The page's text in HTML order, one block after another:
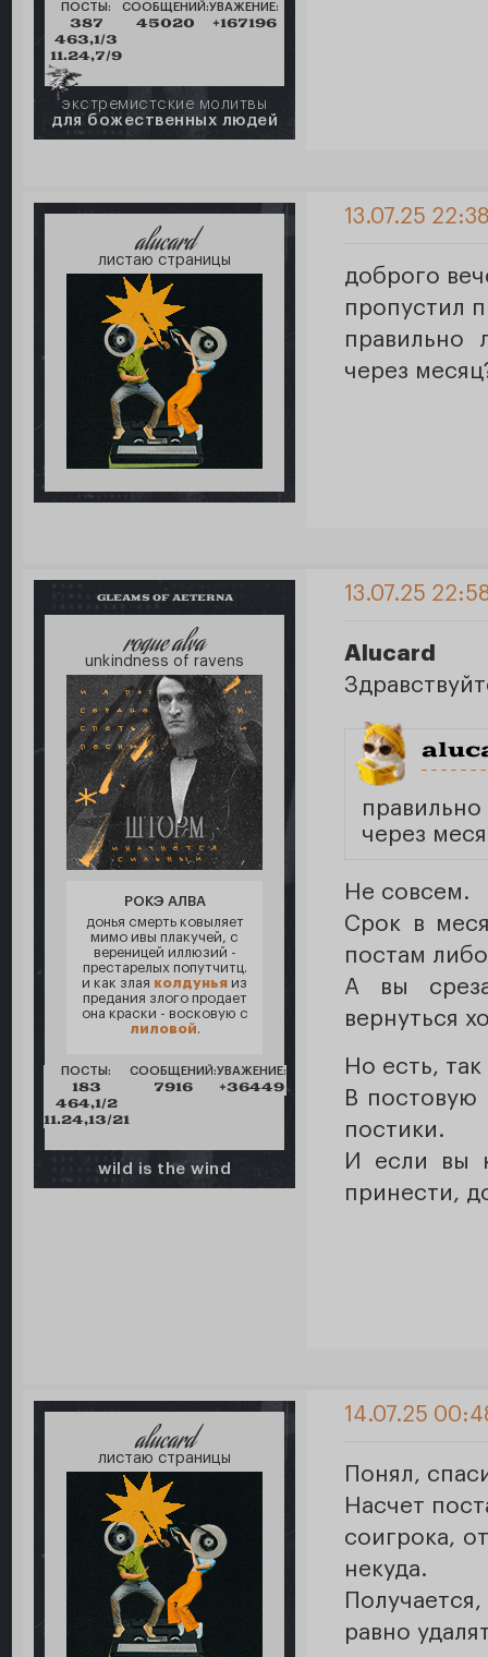
ПОСТЫ:
387
463,1/3
11.24,7/9
СООБЩЕНИЙ:
45020
УВАЖЕНИЕ:
+167196
экстремистские молитвы
для божественных людей
alucard
листаю страницы
13.07.25
доброго
пропустил
правильно
через
GLEAMS OF AETERNA
roque alva
unkindness of ravens
РОКЭ АЛВА
донья смерть ковыляет
мимо ивы плакучей, с
вереницей иллюзий -
престарелых попутчитц.
и как злая колдунья из
предания злого продает
она краски - восковую с
лиловой.
ПОСТЫ:
183
464,1/2
11.24,13/21
СООБЩЕНИЙ:
7916
УВАЖЕНИЕ:
+36449
wild is the wind
13.07.25
Alucard
через
Не совсем.
Срок в
постам
А вы
вернуться
Но есть,
В постовую
постики.
И если вы
принести,
alucard
листаю страницы
14.07.25
Понял,
Насчет
соигрока,
некуда.
равно